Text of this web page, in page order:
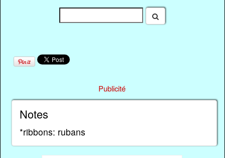
Publicité
Notes
*ribbons: rubans